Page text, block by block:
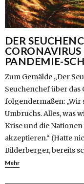
DER
PANDEMIE-
Zum Gemälde „Der
Seuchenchef über
folgendermaßen: „Wir
Umbruchs. Alles, was
Krise und die
akzeptieren.“ (Hatte
Bilderberger, bereits
Mehr